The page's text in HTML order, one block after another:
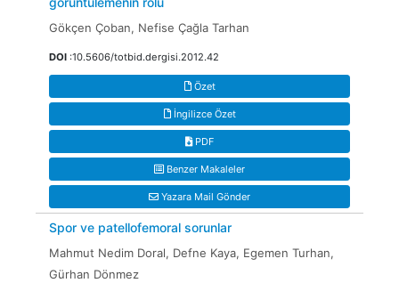
Gökçen Çoban, Nefise Çağla Tarhan
DOI :10.5606/totbid.dergisi.2012.42
Özet
İngilizce Özet
PDF
Benzer Makaleler
Yazara Mail Gönder
Spor ve patellofemoral sorunlar
Mahmut Nedim Doral, Defne Kaya, Egemen Turhan,
Gürhan Dönmez